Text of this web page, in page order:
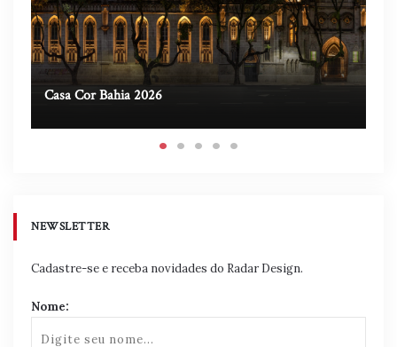
Casa Cor Bahia 2026
NEWSLETTER
Cadastre-se e receba novidades do Radar Design.
Nome: